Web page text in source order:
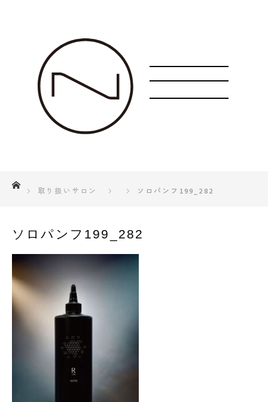
ホーム
取り扱いサロン
ソロパンフ199_282
ソロパンフ199_282